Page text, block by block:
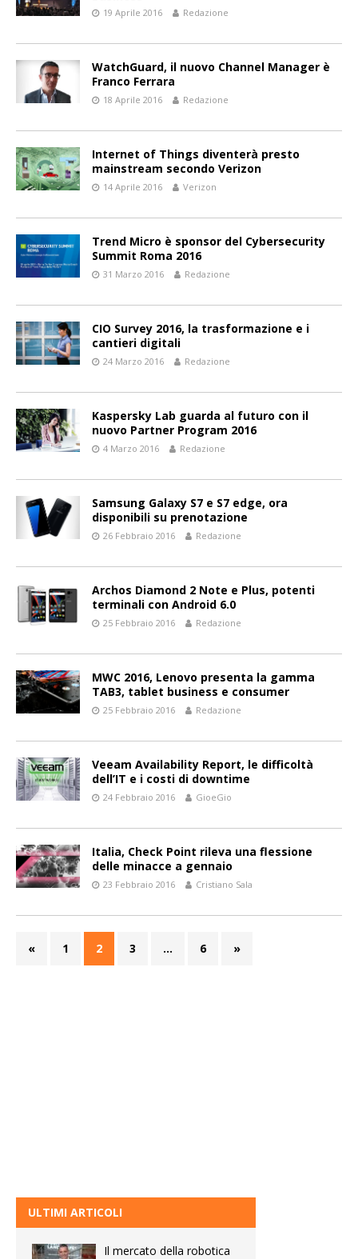
19 Aprile 2016 Redazione
WatchGuard, il nuovo Channel Manager è
Franco Ferrara
18 Aprile 2016 Redazione
Internet of Things diventerà presto
mainstream secondo Verizon
14 Aprile 2016 Verizon
Trend Micro è sponsor del Cybersecurity
Summit Roma 2016
31 Marzo 2016 Redazione
CIO Survey 2016, la trasformazione e i
cantieri digitali
24 Marzo 2016 Redazione
Kaspersky Lab guarda al futuro con il
nuovo Partner Program 2016
4 Marzo 2016 Redazione
Samsung Galaxy S7 e S7 edge, ora
disponibili su prenotazione
26 Febbraio 2016 Redazione
Archos Diamond 2 Note e Plus, potenti
terminali con Android 6.0
25 Febbraio 2016 Redazione
MWC 2016, Lenovo presenta la gamma
TAB3, tablet business e consumer
25 Febbraio 2016 Redazione
Veeam Availability Report, le difficoltà
dell’IT e i costi di downtime
24 Febbraio 2016 GioeGio
Italia, Check Point rileva una flessione
delle minacce a gennaio
23 Febbraio 2016 Cristiano Sala
« 1 2 3 … 6 »
ULTIMI ARTICOLI
Il mercato della robotica